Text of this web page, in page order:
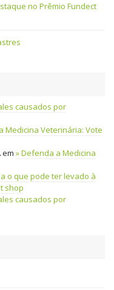
no Prêmio Fundect
causados por
Medicina Veterinária: Vote
em
Defenda a Medicina
o que pode ter levado à
shop
causados por